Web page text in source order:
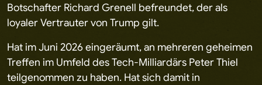
Botschafter Richard Grenell befreundet, der als
loyaler Vertrauter von Trump gilt.
Hat im Juni 2026 eingeräumt, an mehreren geheimen
Treffen im Umfeld des Tech-Milliardärs Peter Thiel
teilgenommen zu haben. Hat sich damit in